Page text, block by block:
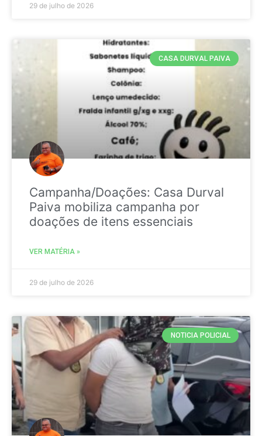
29 de julho de 2026
CASA DURVAL PAIVA
Campanha/Doações: Casa Durval
Paiva mobiliza campanha por
doações de itens essenciais
VER MATÉRIA »
29 de julho de 2026
NOTICIA POLICIAL